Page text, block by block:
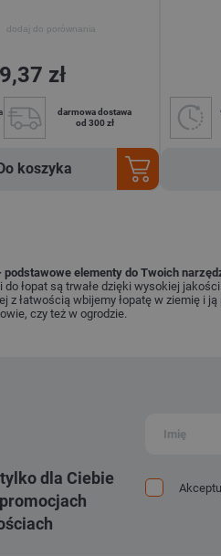
dodaj do porównania
9,37 zł
darmowa dostawa
od 300 zł
Do koszyka
podstawowe elementy do Twoich
do łopat są trwałe dzięki wysokiej
z łatwością wbijemy łopatę w ziemię i
czy też w ogrodzie.
dla Ciebie